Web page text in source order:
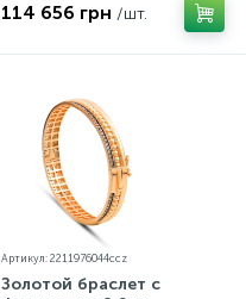
114 656 грн /шт.
Артикул: 2211976044ccz
Золотой браслет с